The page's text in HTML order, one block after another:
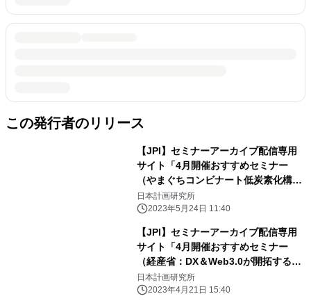
この発行者のリリース
【JPI】セミナーアーカイブ配信専用
サイト「4月開催おすすめセミナー
（やまぐちコンビナート低炭素化構
想、商船三井のLNG・LNG船事業、再
エネ発電事業・投資の最前線）」のご
日本計画研究所
2023年5月24日 11:40
【JPI】セミナーアーカイブ配信専用
サイト「4月開催おすすめセミナー
（経産省：DX＆Web3.0が開拓するス
ポーツ産業、関西電力の電力ビジネス
展望、日本の宇宙ビジネス展望）」の
日本計画研究所
2023年4月21日 15:40